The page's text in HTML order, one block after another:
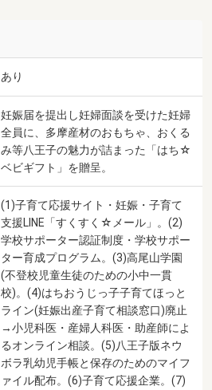
あり
妊娠届を提出し妊婦面談を受けた妊婦
全員に、多摩産材のおもちゃ、おくる
み等八王子の魅力が詰まった「はち☆
ベビギフト」を贈呈。
(1)子育て応援サイト・妊娠・子育て
支援LINE「すくすく☆メール」。(2)
学校サポーター認証制度・学校サポー
ター育成プログラム。(3)高尾山学園
(不登校児童生徒のための小中一貫
校)。(4)はちおうじっ子子育てほっと
ライン(妊娠出産子育て相談窓口)廃止
→小児科医・産婦人科医・助産師によ
るオンライン相談。(5)八王子版ネウ
ボラ乳幼児手帳と保存のためのマイフ
ァイル配布。(6)子育て応援企業。(7)